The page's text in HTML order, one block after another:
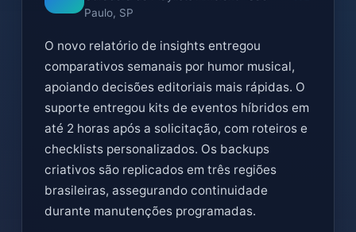
Paulo, SP
O novo relatório de insights entregou
comparativos semanais por humor musical,
apoiando decisões editoriais mais rápidas. O
suporte entregou kits de eventos híbridos em
até 2 horas após a solicitação, com roteiros e
checklists personalizados. Os backups
criativos são replicados em três regiões
brasileiras, assegurando continuidade
durante manutenções programadas.